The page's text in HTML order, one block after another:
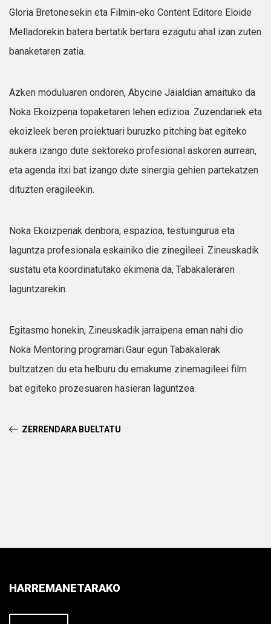
Gloria Bretonesekin eta Filmin-eko Content Editore Eloide
Melladorekin batera bertatik bertara ezagutu ahal izan zuten
banaketaren zatia.
Azken moduluaren ondoren, Abycine Jaialdian amaituko da
Noka Ekoizpena topaketaren lehen edizioa. Zuzendariek eta
ekoizleek beren proiektuari buruzko pitching bat egiteko
aukera izango dute sektoreko profesional askoren aurrean,
eta agenda itxi bat izango dute sinergia gehien partekatzen
dituzten eragileekin.
Noka Ekoizpenak denbora, espazioa, testuingurua eta
laguntza profesionala eskainiko die zinegileei. Zineuskadik
sustatu eta koordinatutako ekimena da, Tabakaleraren
laguntzarekin.
Egitasmo honekin, Zineuskadik jarraipena eman nahi dio
Noka Mentoring programari.Gaur egun Tabakalerak
bultzatzen du eta helburu du emakume zinemagileei film
bat egiteko prozesuaren hasieran laguntzea.
ZERRENDARA BUELTATU
HARREMANETARAKO